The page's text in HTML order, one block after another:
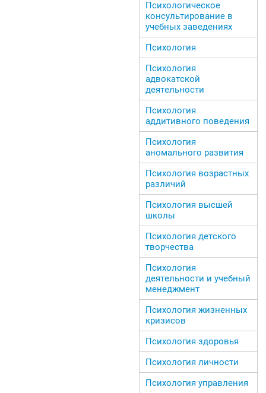
Психологическое
консультирование в
учебных заведениях
Психология
Психология
адвокатской
деятельности
Психология
аддитивного поведения
Психология
аномального развития
Психология возрастных
различий
Психология высшей
школы
Психология детского
творчества
Психология
деятельности и учебный
менеджмент
Психология жизненных
кризисов
Психология здоровья
Психология личности
Психология управления